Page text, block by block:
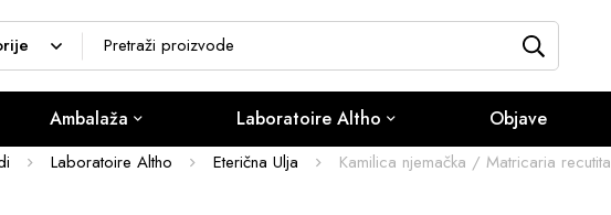
Ambalaža Laboratoire Altho Objave
Laboratoire Altho Eterična Ulja Kamilica njemačka / Matricaria recutita